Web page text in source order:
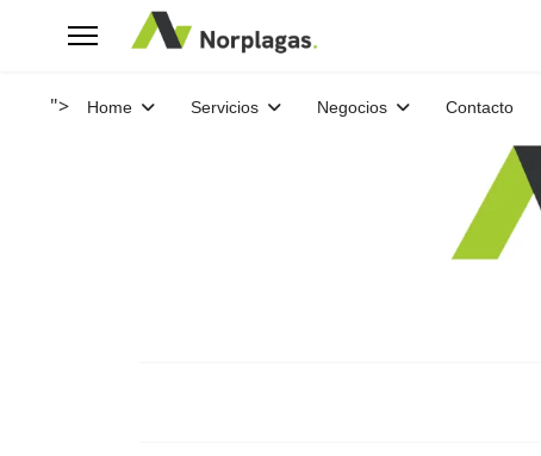
"> Home Servicios Negocios Contacto